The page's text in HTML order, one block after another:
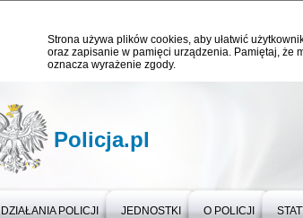
Strona używa plików cookies, aby ułatwić
oraz zapisanie w pamięci urządzenia. Pamiętaj, że
oznacza wyrażenie zgody.
Policja.pl
DZIAŁANIA POLICJI JEDNOSTKI O POLICJI